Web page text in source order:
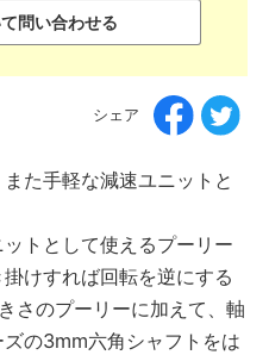
問い合わせる
シェア
た手軽な減速ユニットと
トとして使えるプーリー
けすれば回転を逆にする
さのプーリーに加えて、軸
の3mm六角シャフトをは